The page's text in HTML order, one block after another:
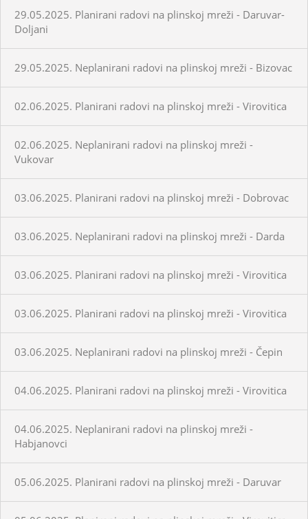
29.05.2025. Planirani radovi na plinskoj mreži - Daruvar-
Doljani
29.05.2025. Neplanirani radovi na plinskoj mreži - Bizovac
02.06.2025. Planirani radovi na plinskoj mreži - Virovitica
02.06.2025. Neplanirani radovi na plinskoj mreži -
Vukovar
03.06.2025. Planirani radovi na plinskoj mreži - Dobrovac
03.06.2025. Neplanirani radovi na plinskoj mreži - Darda
03.06.2025. Planirani radovi na plinskoj mreži - Virovitica
03.06.2025. Planirani radovi na plinskoj mreži - Virovitica
03.06.2025. Neplanirani radovi na plinskoj mreži - Čepin
04.06.2025. Planirani radovi na plinskoj mreži - Virovitica
04.06.2025. Neplanirani radovi na plinskoj mreži -
Habjanovci
05.06.2025. Planirani radovi na plinskoj mreži - Daruvar